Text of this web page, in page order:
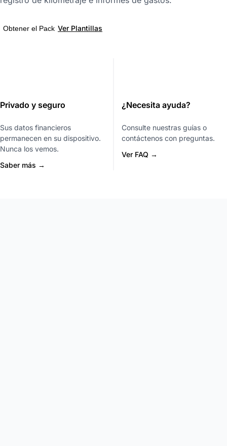
Obtener el Pack Ver Plantillas
Privado y seguro
Sus datos financieros
permanecen en su dispositivo.
Nunca los vemos.
Saber más →
¿Necesita ayuda?
Consulte nuestras guías o
contáctenos con preguntas.
Ver FAQ →